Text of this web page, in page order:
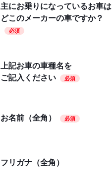
主にお乗りになっているお車は
どこのメーカーの車ですか？
必須
上記お車の車種名を
ご記入ください
必須
お名前（全角） 必須
フリガナ（全角）